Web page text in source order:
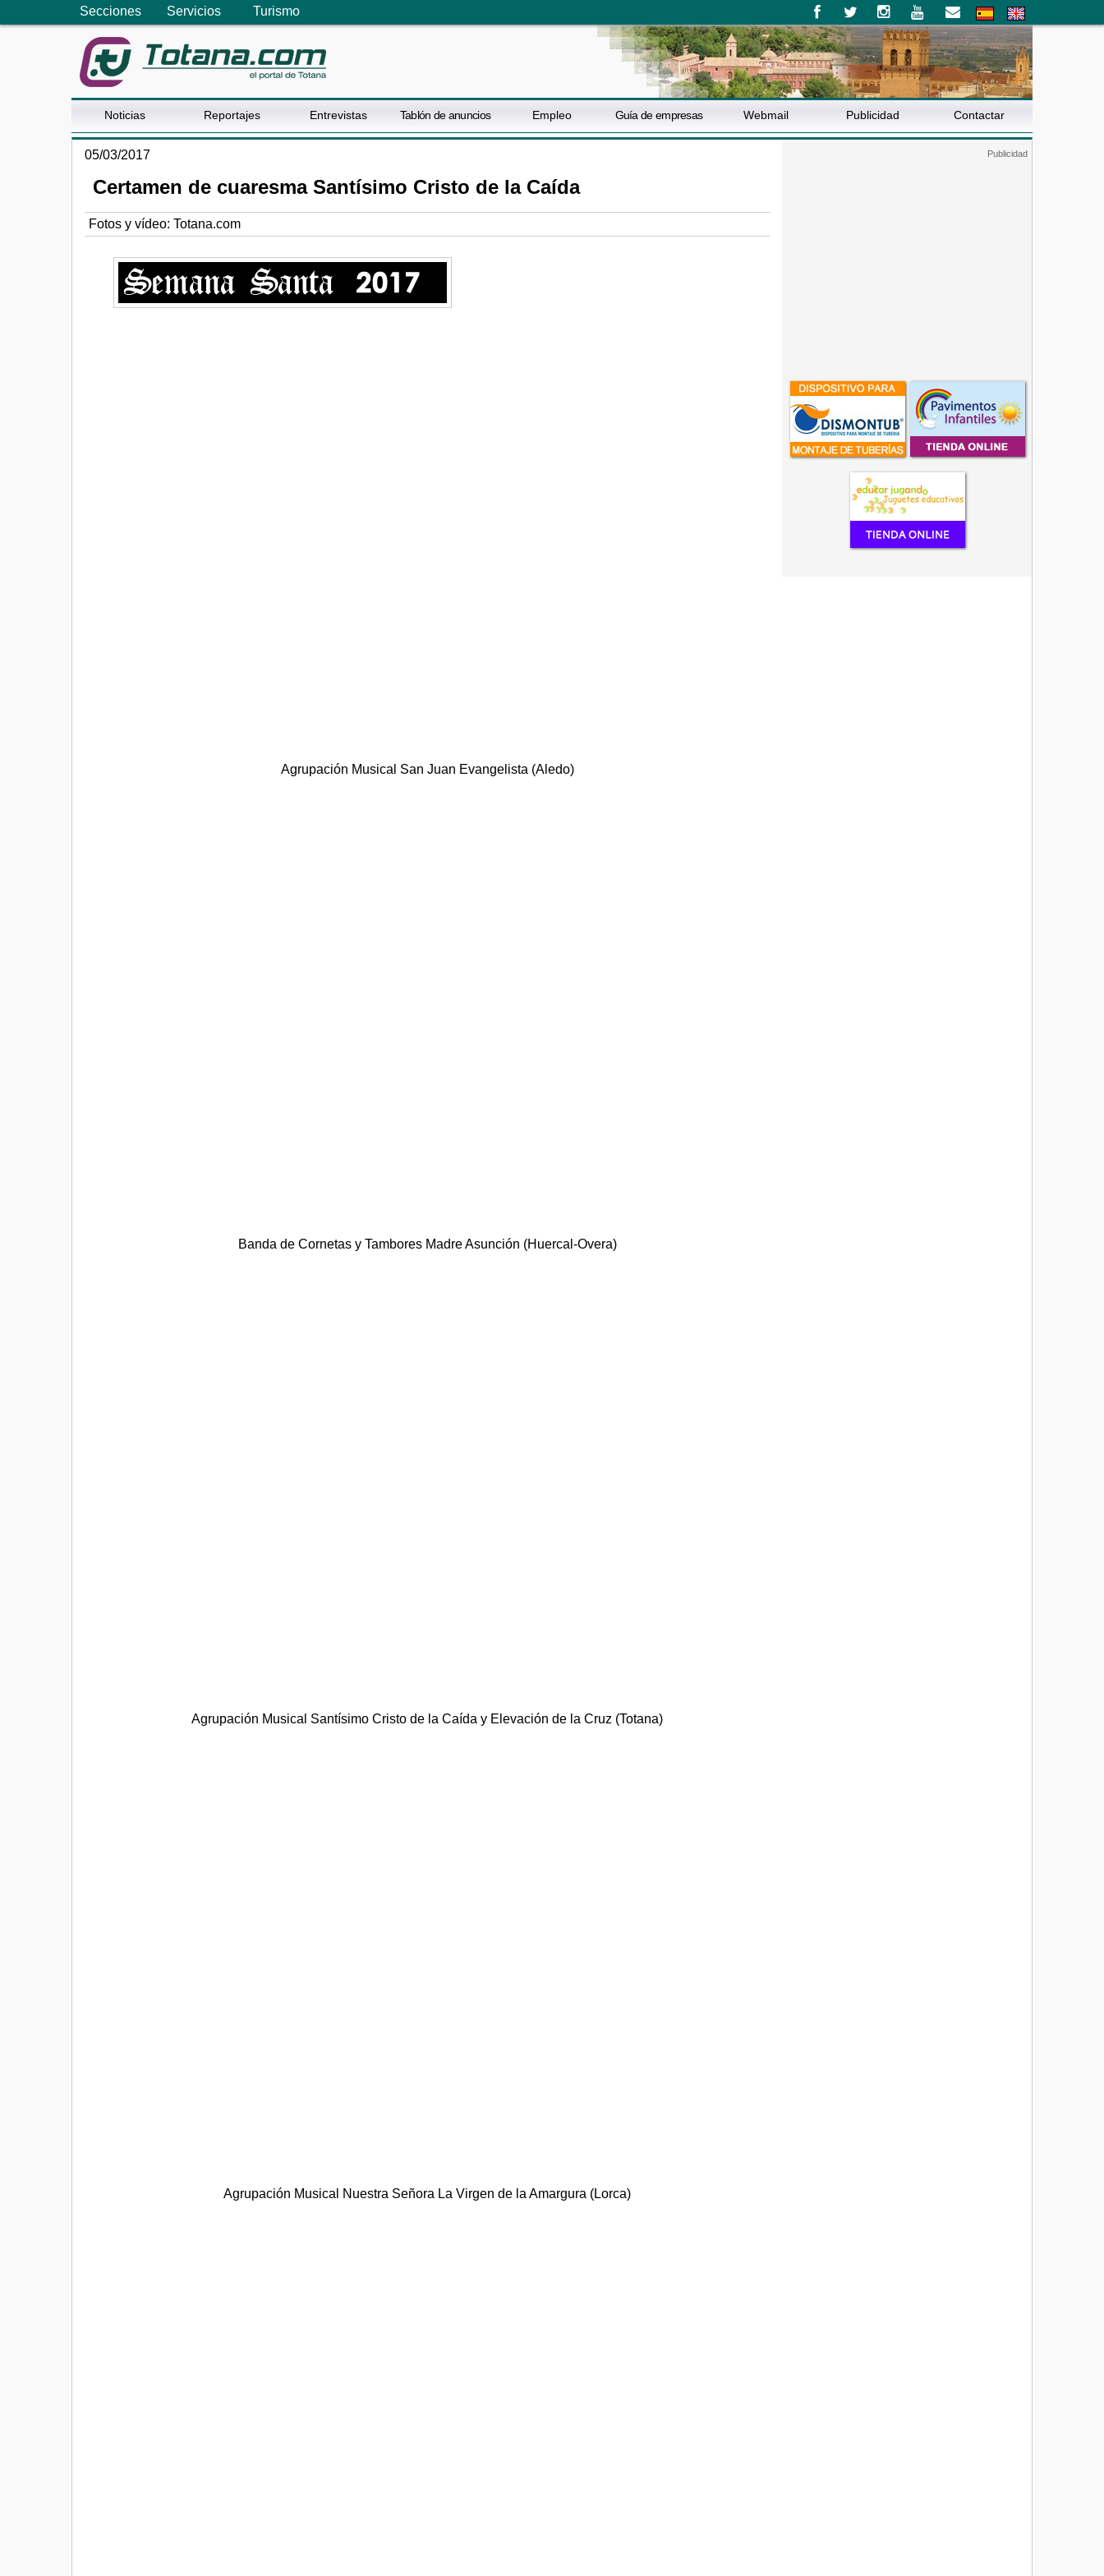
Secciones Servicios Turismo
Noticias Reportajes Entrevistas Tablón de anuncios Empleo Guía de empresas Webmail Publicidad Contactar
05/03/2017
Certamen de cuaresma Santísimo Cristo de la Caída
Fotos y vídeo: Totana.com
Agrupación Musical San Juan Evangelista (Aledo)
Banda de Cornetas y Tambores Madre Asunción (Huercal-Overa)
Agrupación Musical Santísimo Cristo de la Caída y Elevación de la Cruz (Totana)
Agrupación Musical Nuestra Señora La Virgen de la Amargura (Lorca)